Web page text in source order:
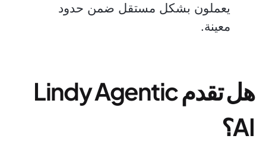
يعملون بشكل مستقل ضمن حدود
معينة.
هل تقدم Lindy Agentic
AI؟